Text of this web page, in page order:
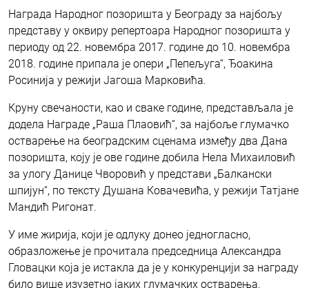
Награда Народног позоришта у Београду за најбољу
представу у оквиру репертоара Народног позоришта у
периоду од 22. новембра 2017. године до 10. новембра
2018. године припала је опери „Пепељуга“, Ђоакина
Росинија у режији Јагоша Марковића.
Круну свечаности, као и сваке године, представљала је
додела Награде „Раша Плаовић“, за најбоље глумачко
остварење на београдским сценама између два Дана
позоришта, коју је ове године добила Нела Михаиловић
за улогу Данице Чворовић у представи „Балкански
шпијун“, по тексту Душана Ковачевића, у режији Татјане
Мандић Ригонат.
У име жирија, који је одлуку донео једногласно,
образложење је прочитала председница Александра
Гловацки која је истакла да је у конкуренцији за награду
било више изузетно јаких глумачких остварења.